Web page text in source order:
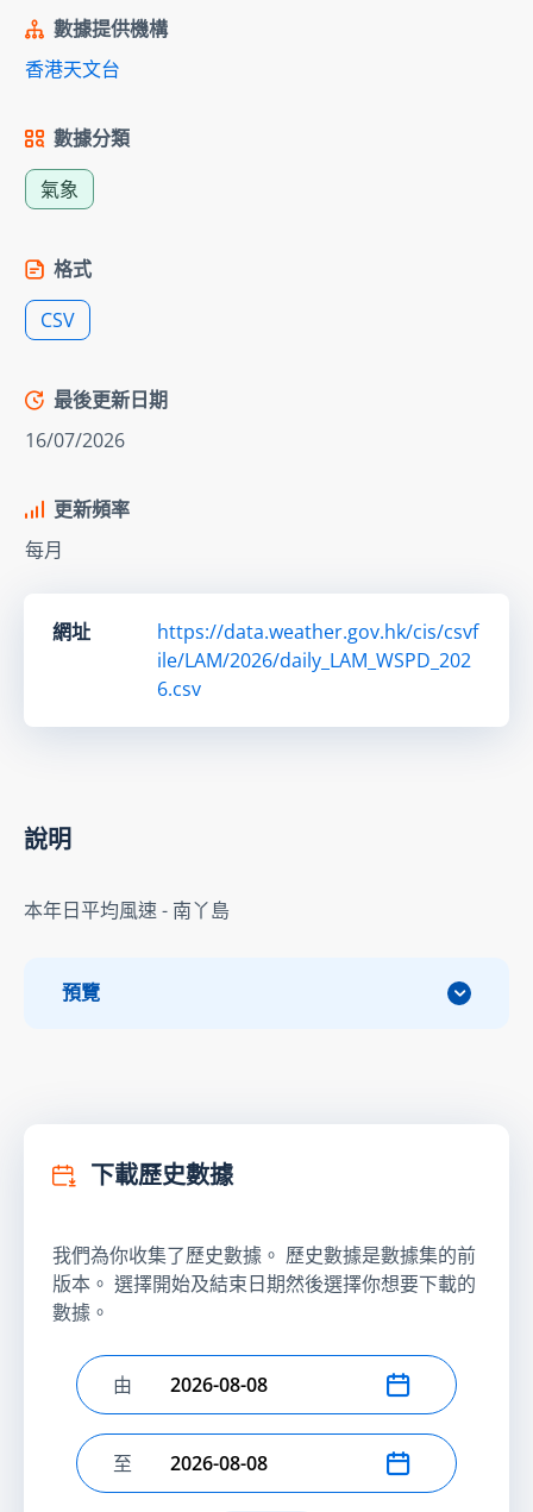
數據提供機構
香港天文台
數據分類
氣象
格式
CSV
最後更新日期
16/07/2026
更新頻率
每月
網址
https://data.weather.gov.hk/cis/csvf
ile/LAM/2026/daily_LAM_WSPD_202
6.csv
說明
本年日平均風速 - 南丫島
預覽
下載歷史數據
我們為你收集了歷史數據。 歷史數據是數據集的前
版本。 選擇開始及結束日期然後選擇你想要下載的
數據。
選擇開始日期
由
選擇結束日期
至